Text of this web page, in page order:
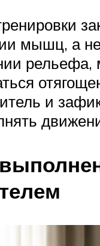
мышц, а
рельефа,
и